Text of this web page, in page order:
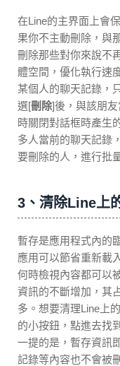
在Line的主界面上會
果你不主動刪除，與
刪除那些對你來說不
體空間，優化執行速
某個人的聊天記錄，
選[刪除]後，與該朋
時關閉對話框時產生
多人當前的聊天記錄
要刪除的人，進行批
3、清除Line上
暫存是應用程式內的
應用可以節省重新載
何時檢視內容都可以
資訊的不斷增加，其
多。想要清理Line上
的小按鈕，點進去找
一提的是，暫存資訊
記錄等內容也不會被